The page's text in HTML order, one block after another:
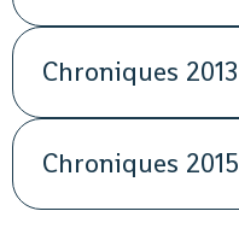
Chroniques
Chroniques